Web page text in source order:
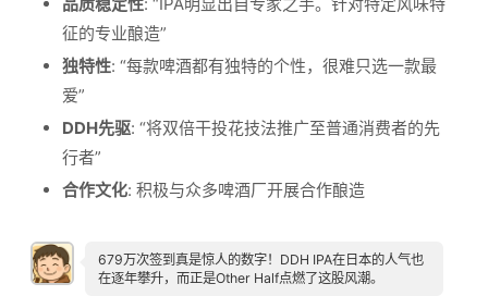
征的专业酿造”
独特性: “每款啤酒都有独特的个性，很难只选一款最
爱”
DDH先驱: “将双倍干投花技法推广至普通消费者的先
行者”
合作文化: 积极与众多啤酒厂开展合作酿造
679万次签到真是惊人的数字！DDH IPA在日本的人气也
在逐年攀升，而正是Other Half点燃了这股风潮。